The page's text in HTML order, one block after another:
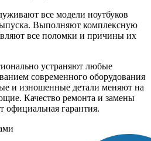
все модели ноутбуков
Выполняют комплексную
все поломки и причины их
устраняют любые
современного оборудования
и изношенные детали меняют на
Качество ремонта и замены
официальная гарантия.